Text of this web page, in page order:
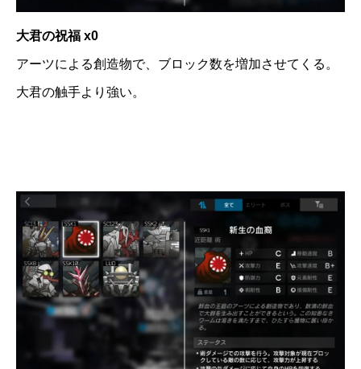
大君の祝福 x0
アーツによる創造物で、ブロック数を増加させてくる。
大君の触手より強い。